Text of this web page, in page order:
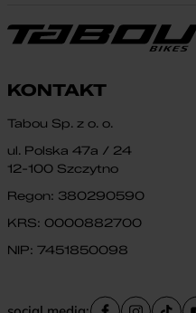
KONTAKT
Tabou Sp. z o. o.
ul. Polska 47a / 24
12-100 Szczytno
Regon: 380290590
KRS: 0000882700
NIP: 7451850098